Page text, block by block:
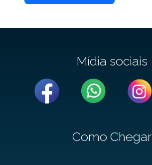
Mídia sociais
Como Chegar